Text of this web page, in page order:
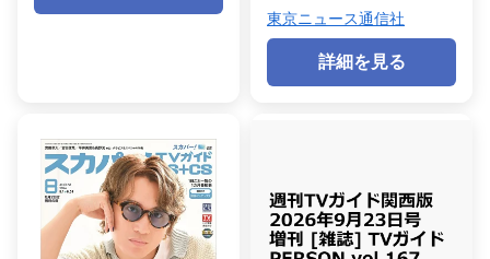
東京ニュース通信社
詳細を見る